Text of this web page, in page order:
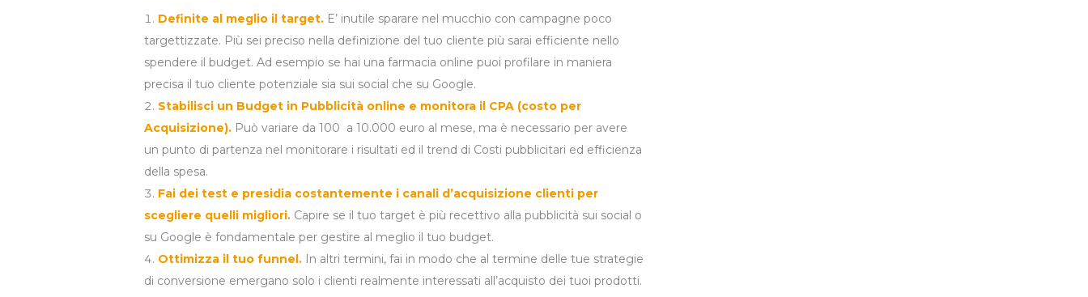
Definite al meglio il target. E’ inutile sparare nel mucchio con campagne poco
targettizzate. Più sei preciso nella definizione del tuo cliente più sarai efficiente nello
spendere il budget. Ad esempio se hai una farmacia online puoi profilare in maniera
precisa il tuo cliente potenziale sia sui social che su Google.
Stabilisci un Budget in Pubblicità online e monitora il CPA (costo per
Acquisizione). Può variare da 100 a 10.000 euro al mese, ma è necessario per avere
un punto di partenza nel monitorare i risultati ed il trend di Costi pubblicitari ed efficienza
della spesa.
Fai dei test e presidia costantemente i canali d’acquisizione clienti per
scegliere quelli migliori. Capire se il tuo target è più recettivo alla pubblicità sui social o
su Google è fondamentale per gestire al meglio il tuo budget.
Ottimizza il tuo funnel. In altri termini, fai in modo che al termine delle tue strategie
di conversione emergano solo i clienti realmente interessati all’acquisto dei tuoi prodotti.